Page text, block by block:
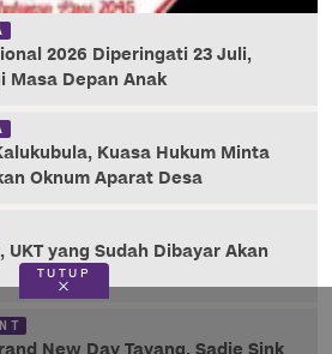
2026 Diperingati 23 Juli,
Masa Depan Anak
Kuasa Hukum Minta
Oknum Aparat Desa
UKT yang Sudah Dibayar Akan
TUTUP